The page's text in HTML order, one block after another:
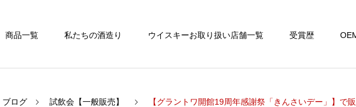
商品一覧 私たちの酒造り ウイスキーお取り扱い店舗一覧 受賞歴
ブログ 試飲会【一般販売】 【グラントワ開館19周年感謝祭「きんさいデー」】で